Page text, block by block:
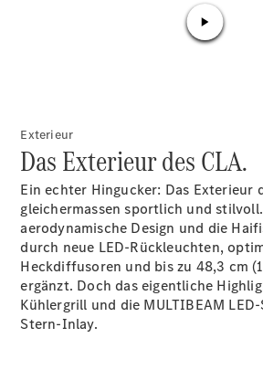
Exterieur
Das Exterieur des CLA.
Ein echter Hingucker: Das Exterieur
gleichermassen sportlich und
aerodynamische Design und die
durch neue LED-Rückleuchten,
Heckdiffusoren und bis zu 48,3 cm
ergänzt. Doch das eigentliche
Kühlergrill und die MULTIBEAM
Stern-Inlay.